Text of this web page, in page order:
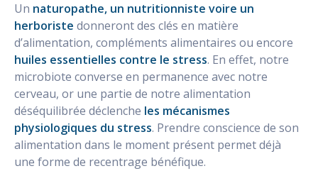
Un naturopathe, un nutritionniste voire un
herboriste donneront des clés en matière
d’alimentation, compléments alimentaires ou encore
huiles essentielles contre le stress. En effet, notre
microbiote converse en permanence avec notre
cerveau, or une partie de notre alimentation
déséquilibrée déclenche les mécanismes
physiologiques du stress. Prendre conscience de son
alimentation dans le moment présent permet déjà
une forme de recentrage bénéfique.